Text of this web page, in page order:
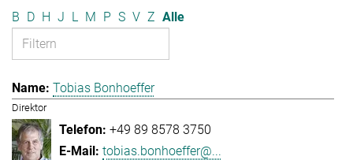
B D H J L M P S V Z Alle
Tobias Bonhoeffer
Direktor
+49 89 8578 3750
tobias.bonhoeffer@...